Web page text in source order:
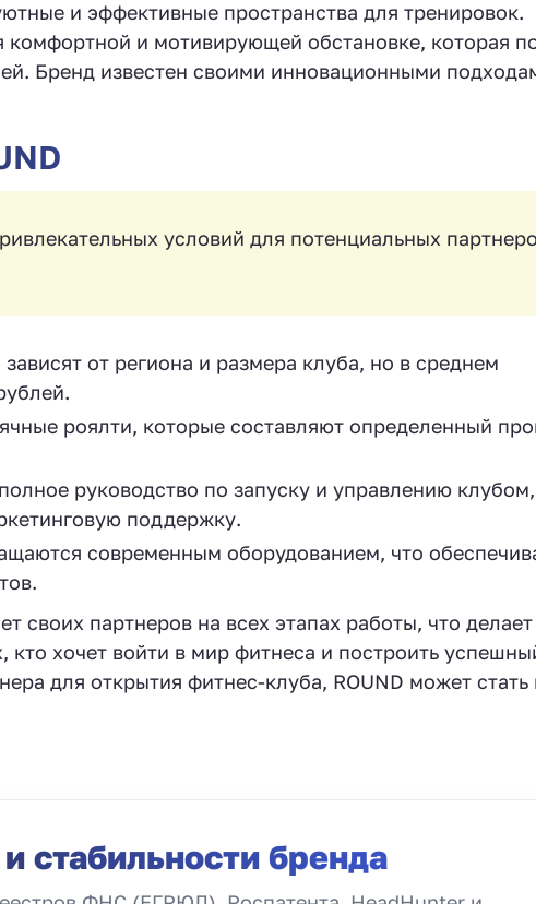
и эффективные пространства для тренировок.
комфортной и мотивирующей обстановке, которая
Бренд известен своими инновационными
условий для потенциальных
от региона и размера клуба, но в среднем
роялти, которые составляют определенный
руководство по запуску и управлению клубом,
поддержку.
современным оборудованием, что
своих партнеров на всех этапах работы, что делает
хочет войти в мир фитнеса и построить
для открытия фитнес-клуба, ROUND может
стабильности бренда